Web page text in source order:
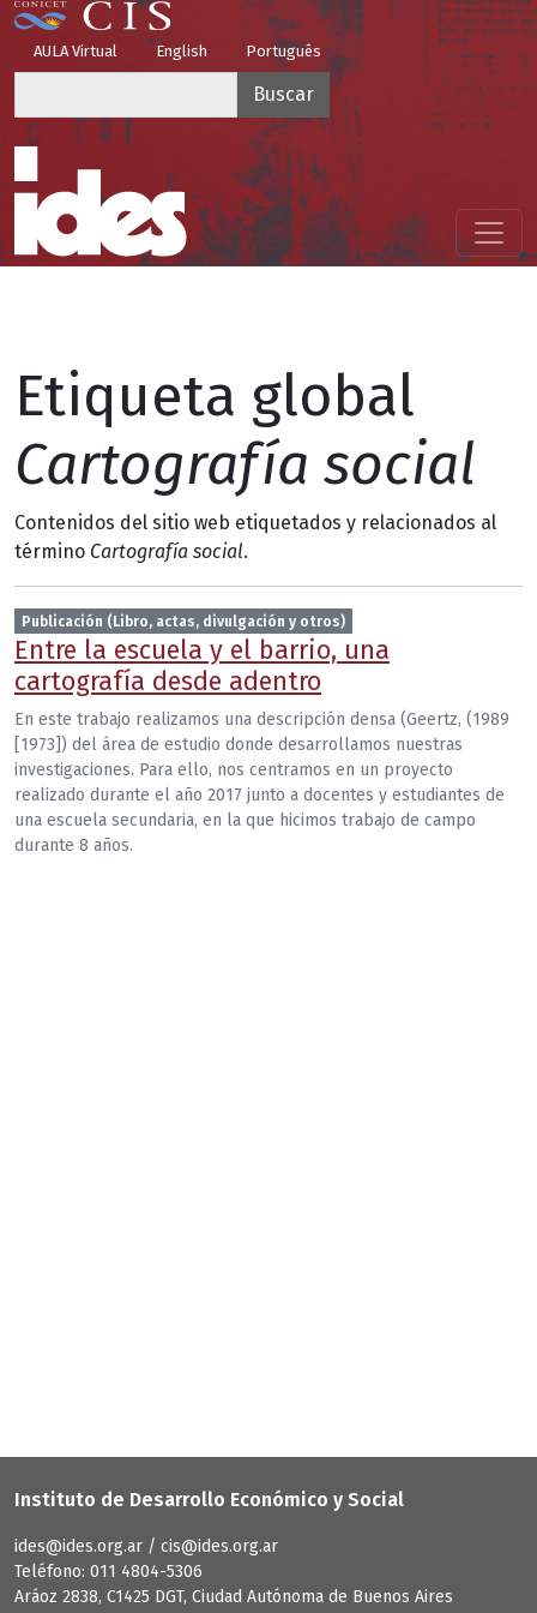
Pasar al contenido principal
Top Menu
AULA Virtual English Português
Menú principal
Etiqueta global
Cartografía social
Contenidos del sitio web etiquetados y relacionados al
término Cartografía social.
Publicación (Libro, actas, divulgación y otros)
Entre la escuela y el barrio, una
cartografía desde adentro
En este trabajo realizamos una descripción densa (Geertz, (1989
[1973]) del área de estudio donde desarrollamos nuestras
investigaciones. Para ello, nos centramos en un proyecto
realizado durante el año 2017 junto a docentes y estudiantes de
una escuela secundaria, en la que hicimos trabajo de campo
durante 8 años.
Instituto de Desarrollo Económico y Social
ides@ides.org.ar / cis@ides.org.ar
Teléfono: 011 4804-5306
Aráoz 2838, C1425 DGT, Ciudad Autónoma de Buenos Aires